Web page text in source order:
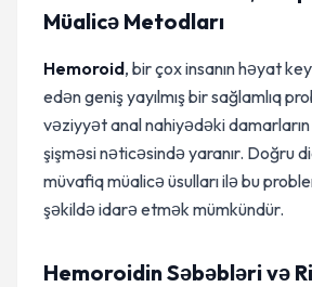
Müalicə Metodları
Hemoroid, bir çox insanın həyat
edən geniş yayılmış bir sağlamlıq
vəziyyət anal nahiyədəki
şişməsi nəticəsində yaranır. Doğru
müvafiq müalicə üsulları ilə bu
şəkildə idarə etmək mümkündür.
Hemoroidin Səbəbləri və